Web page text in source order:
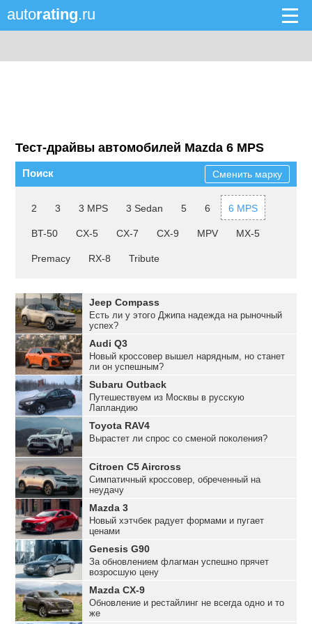
autorating.ru
Тест-драйвы автомобилей Mazda 6 MPS
Поиск Сменить марку
2 3 3 MPS 3 Sedan 5 6 6 MPS
BT-50 CX-5 CX-7 CX-9 MPV MX-5
Premacy RX-8 Tribute
Jeep Compass
Есть ли у этого Джипа надежда на рыночный
успех?
Audi Q3
Новый кроссовер вышел нарядным, но станет
ли он успешным?
Subaru Outback
Путешествуем из Москвы в русскую
Лапландию
Toyota RAV4
Вырастет ли спрос со сменой поколения?
Citroen C5 Aircross
Симпатичный кроссовер, обреченный на
неудачу
Mazda 3
Новый хэтчбек радует формами и пугает
ценами
Genesis G90
За обновлением флагман успешно прячет
возросшую цену
Mazda CX-9
Обновление и рестайлинг не всегда одно и то
же